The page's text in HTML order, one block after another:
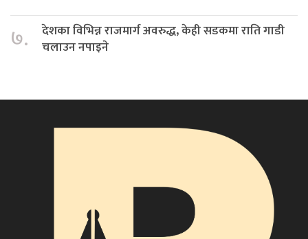
७.
देशका विभिन्न राजमार्ग अवरुद्ध, केही सडकमा राति गाडी
चलाउन नपाइने